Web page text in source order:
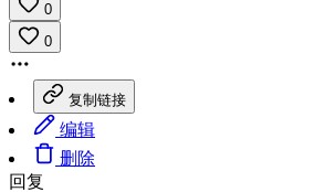
0
0
复制链接
编辑
删除
回复